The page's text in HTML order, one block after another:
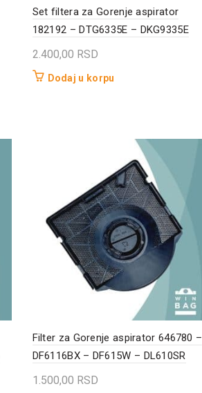
Set filtera za Gorenje aspirator
182192 – DTG6335E – DKG9335E
2.400,00 RSD
Dodaj u korpu
Filter za Gorenje aspirator 646780 –
DF6116BX – DF615W – DL610SR
1.500,00 RSD